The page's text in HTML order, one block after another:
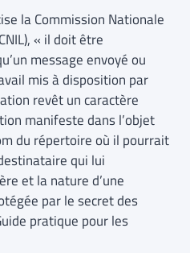
la Commission Nationale
« il doit être
message envoyé ou
mis à disposition par
revêt un caractère
manifeste dans l’objet
du répertoire où il pourrait
qui lui
et la nature d’une
par le secret des
pratique pour les